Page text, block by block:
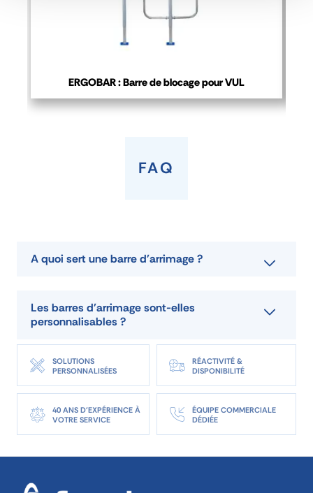
capacité150 daN (blocage uniforme )
TÉLÉCHARGER FICHE TECHNIQUE
DEMANDE DE DEVIS
ERGOBAR : Barre de blocage pour VUL
FAQ
A quoi sert une barre d'arrimage ?
Les barres d'arrimage sont-elles
personnalisables ?
SOLUTIONS
PERSONNALISÉES
RÉACTIVITÉ &
DISPONIBILITÉ
40 ANS D'EXPÉRIENCE À
VOTRE SERVICE
ÉQUIPE COMMERCIALE
DÉDIÉE